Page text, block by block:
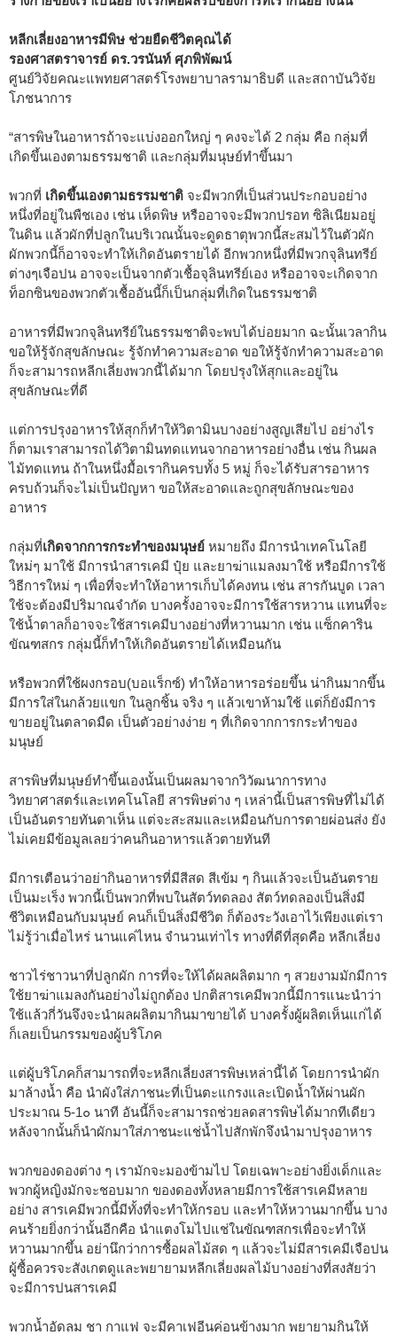
หลีกเลี่ยงอาหารมีพิษ ช่วยยืดชีวิตคุณได้
รองศาสตราจารย์ ดร.วรนันท์ ศุภพิพัฒน์
ศูนย์วิจัยคณะแพทยศาสตร์โรงพยาบาลรามาธิบดี และสถาบันวิจัย
โภชนาการ
“สารพิษในอาหารถ้าจะแบ่งออกใหญ่ ๆ คงจะได้ 2 กลุ่ม คือ กลุ่มที่
เกิดขึ้นเองตามธรรมชาติ และกลุ่มที่มนุษย์ทำขึ้นมา
พวกที่ เกิดขึ้นเองตามธรรมชาติ จะมีพวกที่เป็นส่วนประกอบอย่าง
หนึ่งที่อยู่ในพืชเอง เช่น เห็ดพิษ หรืออาจจะมีพวกปรอท ซิลิเนียมอยู่
ในดิน แล้วผักที่ปลูกในบริเวณนั้นจะดูดธาตุพวกนี้สะสมไว้ในตัวผัก
ผักพวกนี้ก็อาจจะทำให้เกิดอันตรายได้ อีกพวกหนึ่งที่มีพวกจุลินทรีย์
ต่างๆเจือปน อาจจะเป็นจากตัวเชื้อจุลินทรีย์เอง หรืออาจจะเกิดจาก
ท็อกซินของพวกตัวเชื้ออันนี้ก็เป็นกลุ่มที่เกิดในธรรมชาติ
อาหารที่มีพวกจุลินทรีย์ในธรรมชาติจะพบได้บ่อยมาก ฉะนั้นเวลากิน
ขอให้รู้จักสุขลักษณะ รู้จักทำความสะอาด ขอให้รู้จักทำความสะอาด
ก็จะสามารถหลีกเลี่ยงพวกนี้ได้มาก โดยปรุงให้สุกและอยู่ใน
สุขลักษณะที่ดี
แต่การปรุงอาหารให้สุกก็ทำให้วิตามินบางอย่างสูญเสียไป อย่างไร
ก็ตามเราสามารถได้วิตามินทดแทนจากอาหารอย่างอื่น เช่น กินผล
ไม้ทดแทน ถ้าในหนึ่งมื้อเรากินครบทั้ง 5 หมู่ ก็จะได้รับสารอาหาร
ครบถ้วนก็จะไม่เป็นปัญหา ขอให้สะอาดและถูกสุขลักษณะของ
อาหาร
กลุ่มที่เกิดจากการกระทำของมนุษย์ หมายถึง มีการนำเทคโนโลยี
ใหม่ๆ มาใช้ มีการนำสารเคมี ปุ๋ย และยาฆ่าแมลงมาใช้ หรือมีการใช้
วิธีการใหม่ ๆ เพื่อที่จะทำให้อาหารเก็บได้คงทน เช่น สารกันบูด เวลา
ใช้จะต้องมีปริมาณจำกัด บางครั้งอาจจะมีการใช้สารหวาน แทนที่จะ
ใช้น้ำตาลก็อาจจะใช้สารเคมีบางอย่างที่หวานมาก เช่น แซ็กคาริน
ขัณฑสกร กลุ่มนี้ก็ทำให้เกิดอันตรายได้เหมือนกัน
หรือพวกที่ใช้ผงกรอบ(บอแร็กซ์) ทำให้อาหารอร่อยขึ้น น่ากินมากขึ้น
มีการใส่ในกล้วยแขก ในลูกชิ้น จริง ๆ แล้วเขาห้ามใช้ แต่ก็ยังมีการ
ขายอยู่ในตลาดมืด เป็นตัวอย่างง่าย ๆ ที่เกิดจากการกระทำของ
มนุษย์
สารพิษที่มนุษย์ทำขึ้นเองนั้นเป็นผลมาจากวิวัฒนาการทาง
วิทยาศาสตร์และเทคโนโลยี สารพิษต่าง ๆ เหล่านี้เป็นสารพิษที่ไม่ได้
เป็นอันตรายทันตาเห็น แต่จะสะสมและเหมือนกับการตายผ่อนส่ง ยัง
ไม่เคยมีข้อมูลเลยว่าคนกินอาหารแล้วตายทันที
มีการเตือนว่าอย่ากินอาหารที่มีสีสด สีเข้ม ๆ กินแล้วจะเป็นอันตราย
เป็นมะเร็ง พวกนี้เป็นพวกที่พบในสัตว์ทดลอง สัตว์ทดลองเป็นสิ่งมี
ชีวิตเหมือนกับมนุษย์ คนก็เป็นสิ่งมีชีวิต ก็ต้องระวังเอาไว้เพียงแต่เรา
ไม่รู้ว่าเมื่อไหร่ นานแค่ไหน จำนวนเท่าไร ทางที่ดีที่สุดคือ หลีกเลี่ยง
ชาวไร่ชาวนาที่ปลูกผัก การที่จะให้ได้ผลผลิตมาก ๆ สวยงามมักมีการ
ใช้ยาฆ่าแมลงกันอย่างไม่ถูกต้อง ปกติสารเคมีพวกนี้มีการแนะนำว่า
ใช้แล้วกี่วันจึงจะนำผลผลิตมากินมาขายได้ บางครั้งผู้ผลิตเห็นแก่ได้
ก็เลยเป็นกรรมของผู้บริโภค
แต่ผู้บริโภคก็สามารถที่จะหลีกเลี่ยงสารพิษเหล่านี้ได้ โดยการนำผัก
มาล้างน้ำ คือ นำผังใส่ภาชนะที่เป็นตะแกรงและเปิดน้ำให้ผ่านผัก
ประมาณ 5-1๐ นาที อันนี้ก็จะสามารถช่วยลดสารพิษได้มากทีเดียว
หลังจากนั้นก็นำผักมาใส่ภาชนะแช่น้ำไปสักพักจึงนำมาปรุงอาหาร
พวกของดองต่าง ๆ เรามักจะมองข้ามไป โดยเฉพาะอย่างยิ่งเด็กและ
พวกผู้หญิงมักจะชอบมาก ของดองทั้งหลายมีการใช้สารเคมีหลาย
อย่าง สารเคมีพวกนี้มีทั้งที่จะทำให้กรอบ และทำให้หวานมากขึ้น บาง
คนร้ายยิ่งกว่านั้นอีกคือ นำแตงโมไปแช่ในขัณฑสกรเพื่อจะทำให้
หวานมากขึ้น อย่านึกว่าการซื้อผลไม้สด ๆ แล้วจะไม่มีสารเคมีเจือปน
ผู้ซื้อควรจะสังเกตดูและพยายามหลีกเลี่ยงผลไม้บางอย่างที่สงสัยว่า
จะมีการปนสารเคมี
พวกน้ำอัดลม ชา กาแฟ จะมีคาเฟอีนค่อนข้างมาก พยายามกินให้